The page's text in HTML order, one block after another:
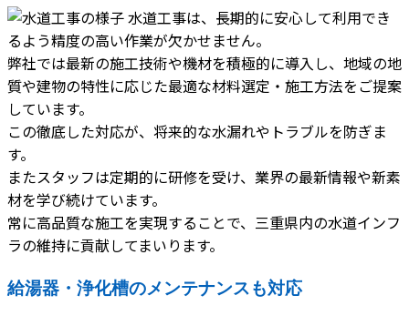
水道工事は、長期的に安心して利用でき
るよう精度の高い作業が欠かせません。
弊社では最新の施工技術や機材を積極的に導入し、地域の地
質や建物の特性に応じた最適な材料選定・施工方法をご提案
しています。
この徹底した対応が、将来的な水漏れやトラブルを防ぎま
す。
またスタッフは定期的に研修を受け、業界の最新情報や新素
材を学び続けています。
常に高品質な施工を実現することで、三重県内の水道インフ
ラの維持に貢献してまいります。
給湯器・浄化槽のメンテナンスも対応